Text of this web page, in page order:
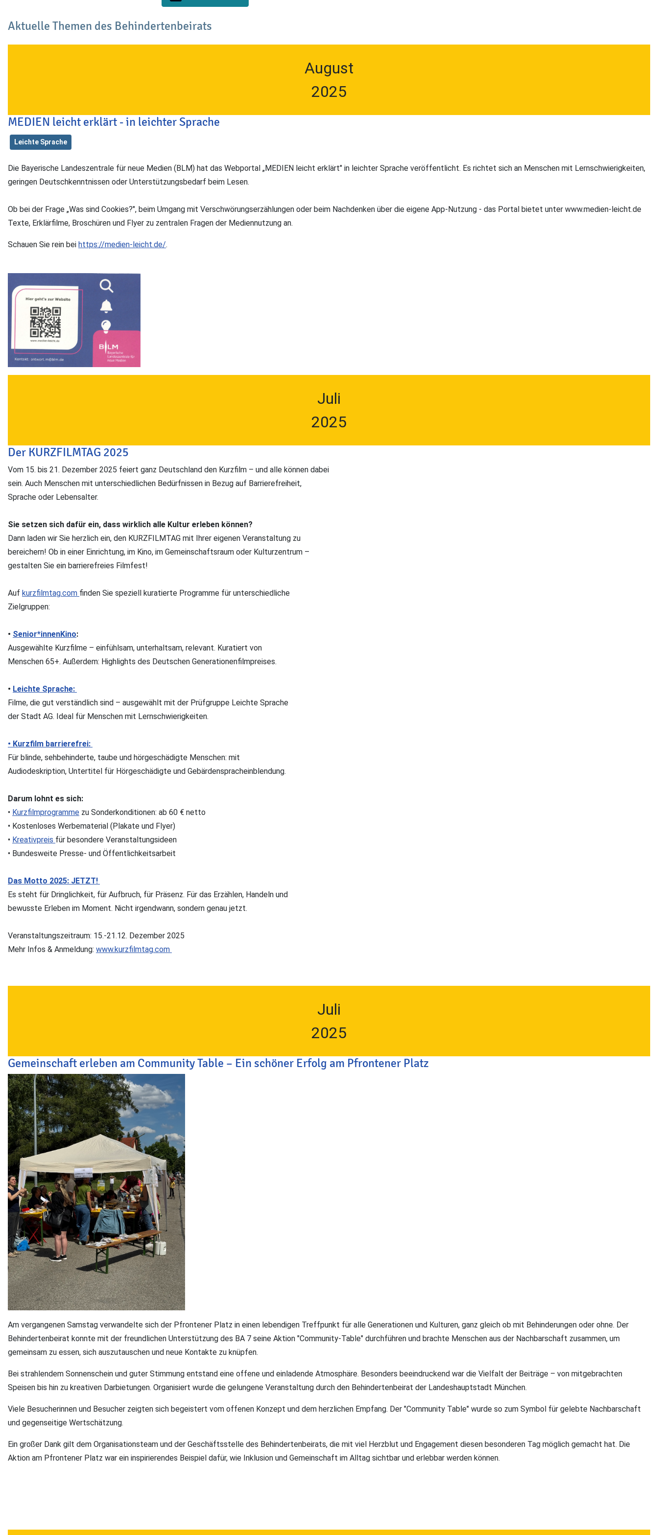
Aktuelle Themen des Behindertenbeirats
August
2025
MEDIEN leicht erklärt - in leichter Sprache
Leichte Sprache
Die Bayerische Landeszentrale für neue Medien (BLM) hat das Webportal „MEDIEN leicht erklärt" in leichter Sprache veröffentlicht. Es richtet sich an Menschen mit Lernschwierigkeiten,
geringen Deutschkennt­nissen oder Unterstützungsbedarf beim Lesen.
Ob bei der Frage „Was sind Cookies?", beim Umgang mit Verschwörungser­zählungen oder beim Nachdenken über die eigene App-Nutzung - das Portal bietet unter www.medien-leicht.de
Texte, Erklärfilme, Broschüren und Flyer zu zentralen Fragen der Mediennutzung an.
Schauen Sie rein bei https://medien-leicht.de/.
Juli
2025
Der KURZFILMTAG 2025
Vom 15. bis 21. Dezember 2025 feiert ganz Deutschland den Kurzfilm – und alle können dabei
sein. Auch Menschen mit unterschiedlichen Bedürfnissen in Bezug auf Barrierefreiheit,
Sprache oder Lebensalter.
Sie setzen sich dafür ein, dass wirklich alle Kultur erleben können?
Dann laden wir Sie herzlich ein, den KURZFILMTAG mit Ihrer eigenen Veranstaltung zu
bereichern! Ob in einer Einrichtung, im Kino, im Gemeinschaftsraum oder Kulturzentrum –
gestalten Sie ein barrierefreies Filmfest!
Auf kurzfilmtag.com finden Sie speziell kuratierte Programme für unterschiedliche
Zielgruppen:
• Senior*innenKino:
Ausgewählte Kurzfilme – einfühlsam, unterhaltsam, relevant. Kuratiert von
Menschen 65+. Außerdem: Highlights des Deutschen Generationenfilmpreises.
• Leichte Sprache:
Filme, die gut verständlich sind – ausgewählt mit der Prüfgruppe Leichte Sprache
der Stadt AG. Ideal für Menschen mit Lernschwierigkeiten.
• Kurzfilm barrierefrei:
Für blinde, sehbehinderte, taube und hörgeschädigte Menschen: mit
Audiodeskription, Untertitel für Hörgeschädigte und Gebärdenspracheinblendung.
Darum lohnt es sich:
• Kurzfilmprogramme zu Sonderkonditionen: ab 60 € netto
• Kostenloses Werbematerial (Plakate und Flyer)
• Kreativpreis für besondere Veranstaltungsideen
• Bundesweite Presse- und Öffentlichkeitsarbeit
Das Motto 2025: JETZT!
Es steht für Dringlichkeit, für Aufbruch, für Präsenz. Für das Erzählen, Handeln und
bewusste Erleben im Moment. Nicht irgendwann, sondern genau jetzt.
Veranstaltungszeitraum: 15.-21.12. Dezember 2025
Mehr Infos & Anmeldung: www.kurzfilmtag.com
Juli
2025
Gemeinschaft erleben am Community Table – Ein schöner Erfolg am Pfrontener Platz
Am vergangenen Samstag verwandelte sich der Pfrontener Platz in einen lebendigen Treffpunkt für alle Generationen und Kulturen, ganz gleich ob mit Behinderungen oder ohne. Der
Behindertenbeirat konnte mit der freundlichen Unterstützung des BA 7 seine Aktion "Community-Table" durchführen und brachte Menschen aus der Nachbarschaft zusammen, um
gemeinsam zu essen, sich auszutauschen und neue Kontakte zu knüpfen.
Bei strahlendem Sonnenschein und guter Stimmung entstand eine offene und einladende Atmosphäre. Besonders beeindruckend war die Vielfalt der Beiträge – von mitgebrachten
Speisen bis hin zu kreativen Darbietungen. Organisiert wurde die gelungene Veranstaltung durch den Behindertenbeirat der Landeshauptstadt München.
Viele Besucherinnen und Besucher zeigten sich begeistert vom offenen Konzept und dem herzlichen Empfang. Der "Community Table" wurde so zum Symbol für gelebte Nachbarschaft
und gegenseitige Wertschätzung.
Ein großer Dank gilt dem Organisationsteam und der Geschäftsstelle des Behindertenbeirats, die mit viel Herzblut und Engagement diesen besonderen Tag möglich gemacht hat. Die
Aktion am Pfrontener Platz war ein inspirierendes Beispiel dafür, wie Inklusion und Gemeinschaft im Alltag sichtbar und erlebbar werden können.